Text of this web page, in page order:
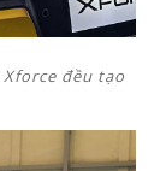
đều tạo